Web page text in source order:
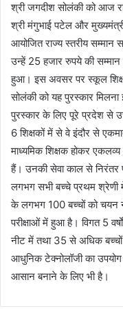
श्री जगदीश सोलंकी को आज
श्री मंगुभाई पटेल और
आयोजित राज्य स्तरीय सम्मान
उन्हें 25 हजार रुपये की सम्मान
हुआ। इस अवसर पर स्कूल
सोलंकी को यह पुरस्कार मिलना
पुरस्कार के लिए पूरे प्रदेश से
6 शिक्षकों में से वे इंदौर से
माध्यमिक शिक्षक होकर
हैं। उनकी सेवा काल से निरंतर
लगभग सभी बच्चे प्रथम श्रेणी
के लगभग 100 बच्चों को चयन
परीक्षाओं में हुआ है। विगत 5
नीट में तथा 35 से अधिक
आधुनिक टेक्नोलॉजी का उपयोग
आसान बनाने के लिए भी है।